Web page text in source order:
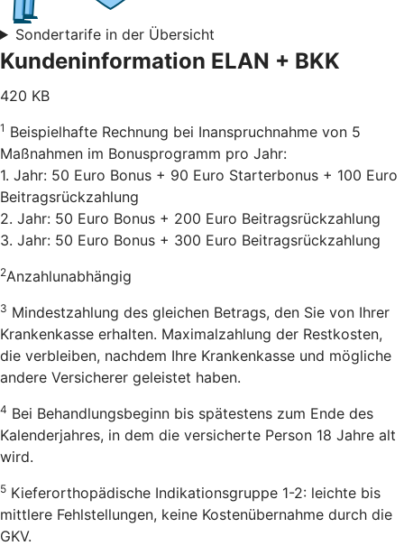
Sondertarife in der Übersicht
Kundeninformation ELAN + BKK
420 KB
1 Beispielhafte Rechnung bei Inanspruchnahme von 5
Maßnahmen im Bonusprogramm pro Jahr:
1. Jahr: 50 Euro Bonus + 90 Euro Starterbonus + 100 Euro
Beitragsrückzahlung
2. Jahr: 50 Euro Bonus + 200 Euro Beitragsrückzahlung
3. Jahr: 50 Euro Bonus + 300 Euro Beitragsrückzahlung
2Anzahlunabhängig
3 Mindestzahlung des gleichen Betrags, den Sie von Ihrer
Krankenkasse erhalten. Maximalzahlung der Restkosten,
die verbleiben, nachdem Ihre Krankenkasse und mögliche
andere Versicherer geleistet haben.
4 Bei Behandlungsbeginn bis spätestens zum Ende des
Kalenderjahres, in dem die versicherte Person 18 Jahre alt
wird.
5 Kieferorthopädische Indikationsgruppe 1-2: leichte bis
mittlere Fehlstellungen, keine Kostenübernahme durch die
GKV.